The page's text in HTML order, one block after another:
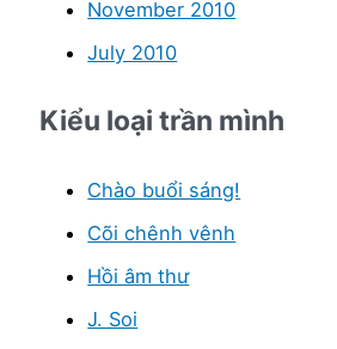
November 2010
July 2010
Kiểu loại trần mình
Chào buổi sáng!
Cõi chênh vênh
Hồi âm thư
J. Soi